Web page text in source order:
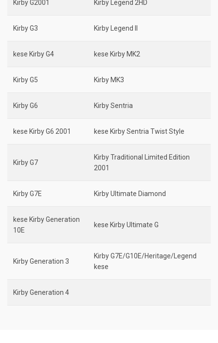
Kirby G2001 Kirby Legend 2HD
Kirby G3 Kirby Legend II
kese Kirby G4 kese Kirby MK2
Kirby G5 Kirby MK3
Kirby G6 Kirby Sentria
kese Kirby G6 2001 kese Kirby Sentria Twist Style
Kirby G7
Kirby Traditional Limited Edition
2001
Kirby G7E Kirby Ultimate Diamond
kese Kirby Generation
10E
kese Kirby Ultimate G
Kirby Generation 3
Kirby G7E/G10E/Heritage/Legend
kese
Kirby Generation 4